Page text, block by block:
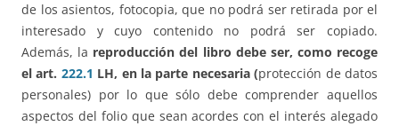
de los asientos, fotocopia, que no podrá ser retirada por el
interesado y cuyo contenido no podrá ser copiado.
Además, la reproducción del libro debe ser, como recoge
el art. 222.1 LH, en la parte necesaria (protección de datos
personales) por lo que sólo debe comprender aquellos
aspectos del folio que sean acordes con el interés alegado